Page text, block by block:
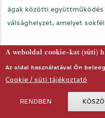
A weboldal cookie-kat (süti)
Az oldal használatával Ön
Cookie / süti tájékoztató
RENDBEN
ágak közötti együttműködés
válsághelyzet, amelyet
Hatalomra kerülés, hatalmi
le kell mondania az Állami